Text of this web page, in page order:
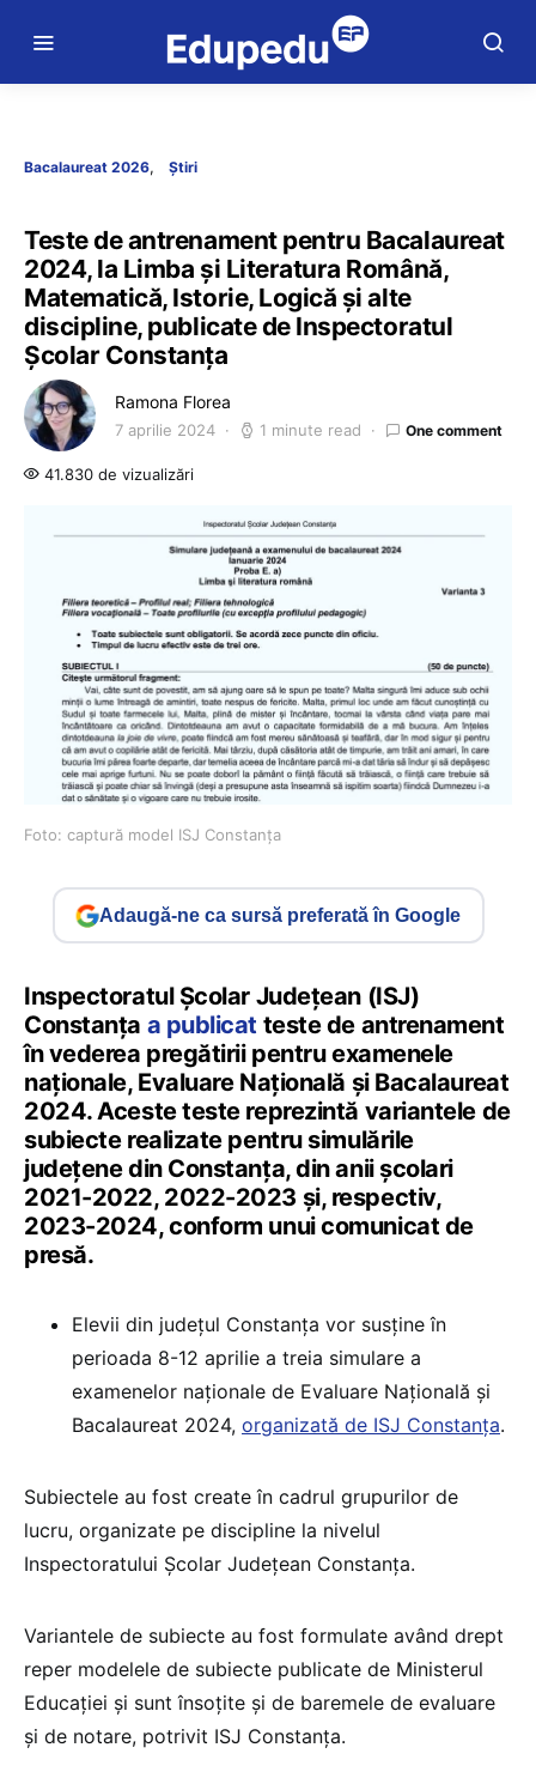
Bacalaureat 2026 Știri
Teste de antrenament pentru Bacalaureat
2024, la Limba și Literatura Română,
Matematică, Istorie, Logică și alte
discipline, publicate de Inspectoratul
Școlar Constanța
Ramona Florea
7 aprilie 2024 1 minute read One comment
41.830 de vizualizări
Foto: captură model ISJ Constanța
Adaugă-ne ca sursă preferată în Google
Inspectoratul Școlar Județean (ISJ)
Constanța a publicat teste de antrenament
în vederea pregătirii pentru examenele
naționale, Evaluare Națională și Bacalaureat
2024. Aceste teste reprezintă variantele de
subiecte realizate pentru simulările
județene din Constanța, din anii școlari
2021-2022, 2022-2023 și, respectiv,
2023-2024, conform unui comunicat de
presă.
Elevii din județul Constanța vor susține în
perioada 8-12 aprilie a treia simulare a
examenelor naționale de Evaluare Națională și
Bacalaureat 2024, organizată de ISJ Constanța.
Subiectele au fost create în cadrul grupurilor de
lucru, organizate pe discipline la nivelul
Inspectoratului Școlar Județean Constanța.
Variantele de subiecte au fost formulate având drept
reper modelele de subiecte publicate de Ministerul
Educaţiei și sunt însoţite și de baremele de evaluare
și de notare, potrivit ISJ Constanța.